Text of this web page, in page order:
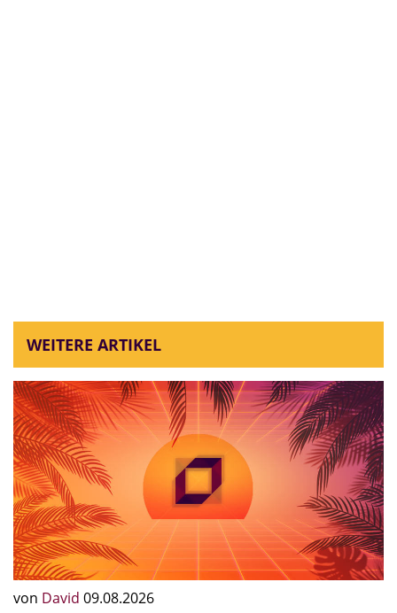
WEITERE ARTIKEL
von David 09.08.2026